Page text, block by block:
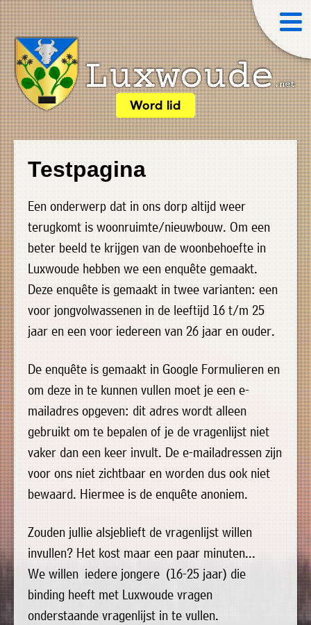
Word lid
Testpagina
Een onderwerp dat in ons dorp altijd weer
terugkomt is woonruimte/nieuwbouw. Om een
beter beeld te krijgen van de woonbehoefte in
Luxwoude hebben we een enquête gemaakt.
Deze enquête is gemaakt in twee varianten: een
voor jongvolwassenen in de leeftijd 16 t/m 25
jaar en een voor iedereen van 26 jaar en ouder.
De enquête is gemaakt in Google Formulieren en
om deze in te kunnen vullen moet je een e-
mailadres opgeven: dit adres wordt alleen
gebruikt om te bepalen of je de vragenlijst niet
vaker dan een keer invult. De e-mailadressen zijn
voor ons niet zichtbaar en worden dus ook niet
bewaard. Hiermee is de enquête anoniem.
Zouden jullie alsjeblieft de vragenlijst willen
invullen? Het kost maar een paar minuten...
We willen iedere jongere (16-25 jaar) die
binding heeft met Luxwoude vragen
onderstaande vragenlijst in te vullen.
»
Home
»
Welkom
»
Nieuws
»
Agenda
»
Verenigingen
»
Bedrijven
»
Plaatselijk
belang
»
Informatie
lidmaatschap
»
't
Trefpunt
Foto's
Luxwoude.net
website@luxwoude.net
Plaatselijk
belang
Op
dit
moment
bestaat
het
bestuur
uit
de
volgende
personen:
Voorzitter
vacant
Secretaris
Michiel
Modderman
Penningmeester
vacant
Algemeen
lid
Anco
Hoen
Algemeen
lid
Ids
de
Haan